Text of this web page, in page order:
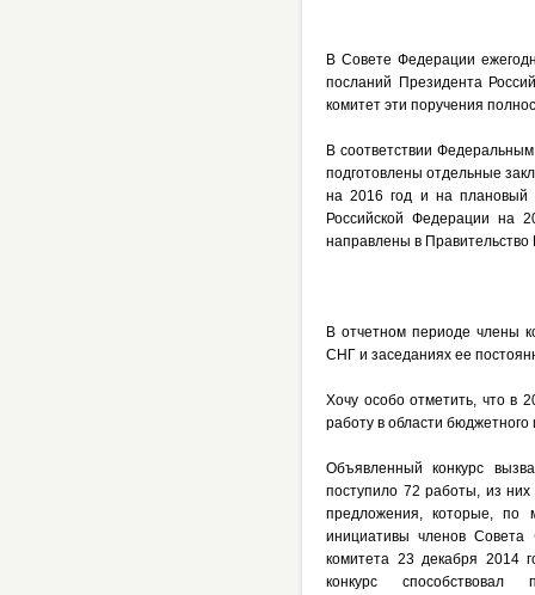
В Совете Федерации
посланий Президента
комитет эти поручения
В соответствии
подготовлены отдельные
на 2016 год и на плановый
Российской Федерации на
направлены в
В отчетном периоде члены
СНГ и заседаниях ее
Хочу особо отметить, что в
работу в области бюджетного
Объявленный конкурс
поступило 72 работы, из
предложения, которые, по
инициативы членов
комитета 23 декабря 2014
конкурс